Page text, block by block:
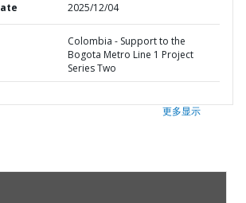
2025/12/04
Colombia - Support to the
Bogota Metro Line 1 Project
Series Two
更多显示